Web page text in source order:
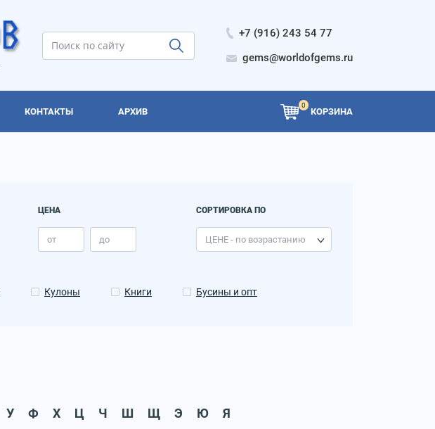
+7 (916) 243 54 77
gems@worldofgems.ru
КОНТАКТЫ АРХИВ
0
КОРЗИНА
ЦЕНА СОРТИРОВКА ПО
Кулоны Книги Бусины и опт
У Ф Х Ц Ч Ш Щ Э Ю Я